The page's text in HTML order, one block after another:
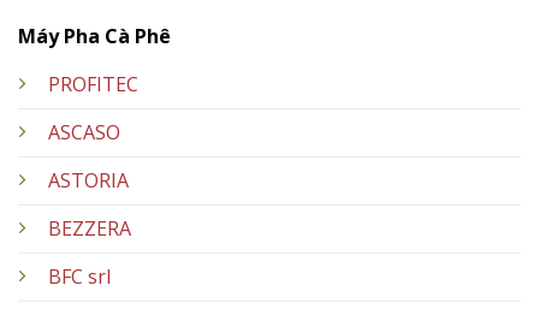
Máy Pha Cà Phê
PROFITEC
ASCASO
ASTORIA
BEZZERA
BFC srl